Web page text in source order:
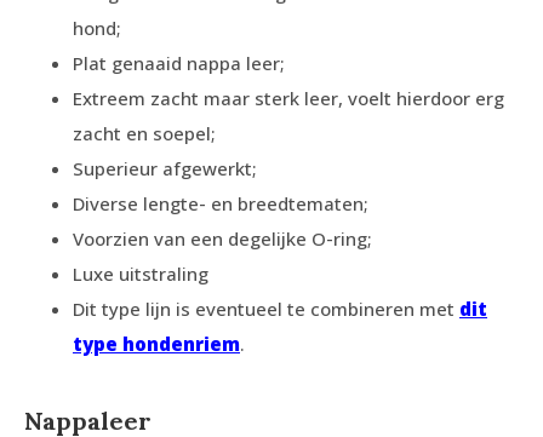
hond;
Plat genaaid nappa leer;
Extreem zacht maar sterk leer, voelt hierdoor erg
zacht en soepel;
Superieur afgewerkt;
Diverse lengte- en breedtematen;
Voorzien van een degelijke O-ring;
Luxe uitstraling
Dit type lijn is eventueel te combineren met dit
type hondenriem.
Nappaleer